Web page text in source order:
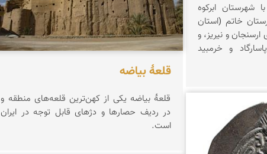
شهرستان ابرکوه
خاتم (استان
و نیریز، و
و خرمبید
قلعۀ بیاضه
قلعۀ بیاضه یکی از کهن‌ترین قلعه‌های منطقه و
در ردیف حصارها و دژهای قابل توجه در ایران
است.